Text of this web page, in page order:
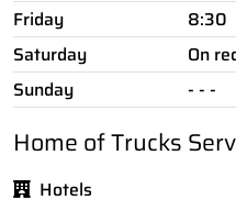
Friday
8:30
Saturday
On
Sunday
- - -
Home of Trucks
Hotels